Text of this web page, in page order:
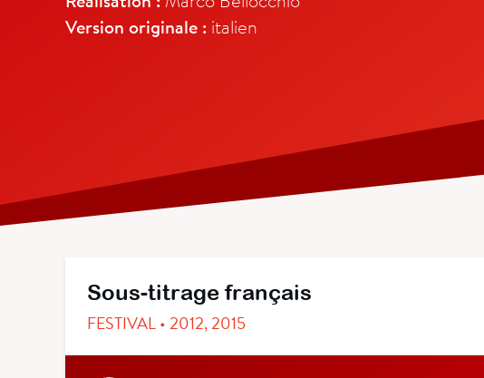
Version originale : italien
Sous-titrage français
FESTIVAL • 2012, 2015